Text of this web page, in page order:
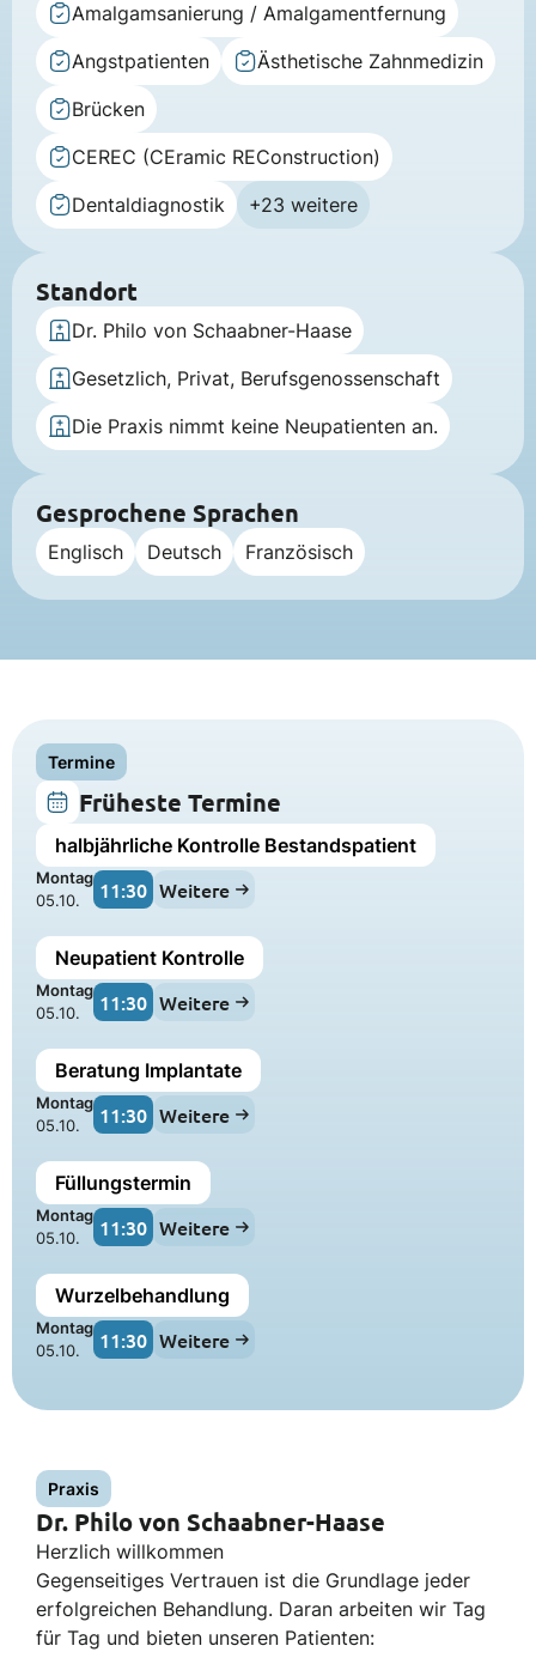
Amalgamsanierung / Amalgamentfernung
Angstpatienten
Ästhetische Zahnmedizin
Brücken
CEREC (CEramic REConstruction)
Dentaldiagnostik
+23 weitere
Standort
Dr. Philo von Schaabner-Haase
Gesetzlich, Privat, Berufsgenossenschaft
Die Praxis nimmt keine Neupatienten an.
Gesprochene Sprachen
Englisch Deutsch Französisch
Termine
Früheste Termine
halbjährliche Kontrolle Bestandspatient
Montag
05.10.
11:30 Weitere
Neupatient Kontrolle
Montag
05.10.
11:30 Weitere
Beratung Implantate
Montag
05.10.
11:30 Weitere
Füllungstermin
Montag
05.10.
11:30 Weitere
Wurzelbehandlung
Montag
05.10.
11:30 Weitere
Praxis
Dr. Philo von Schaabner-Haase
Herzlich willkommen
Gegenseitiges Vertrauen ist die Grundlage jeder
erfolgreichen Behandlung. Daran arbeiten wir Tag
für Tag und bieten unseren Patienten: